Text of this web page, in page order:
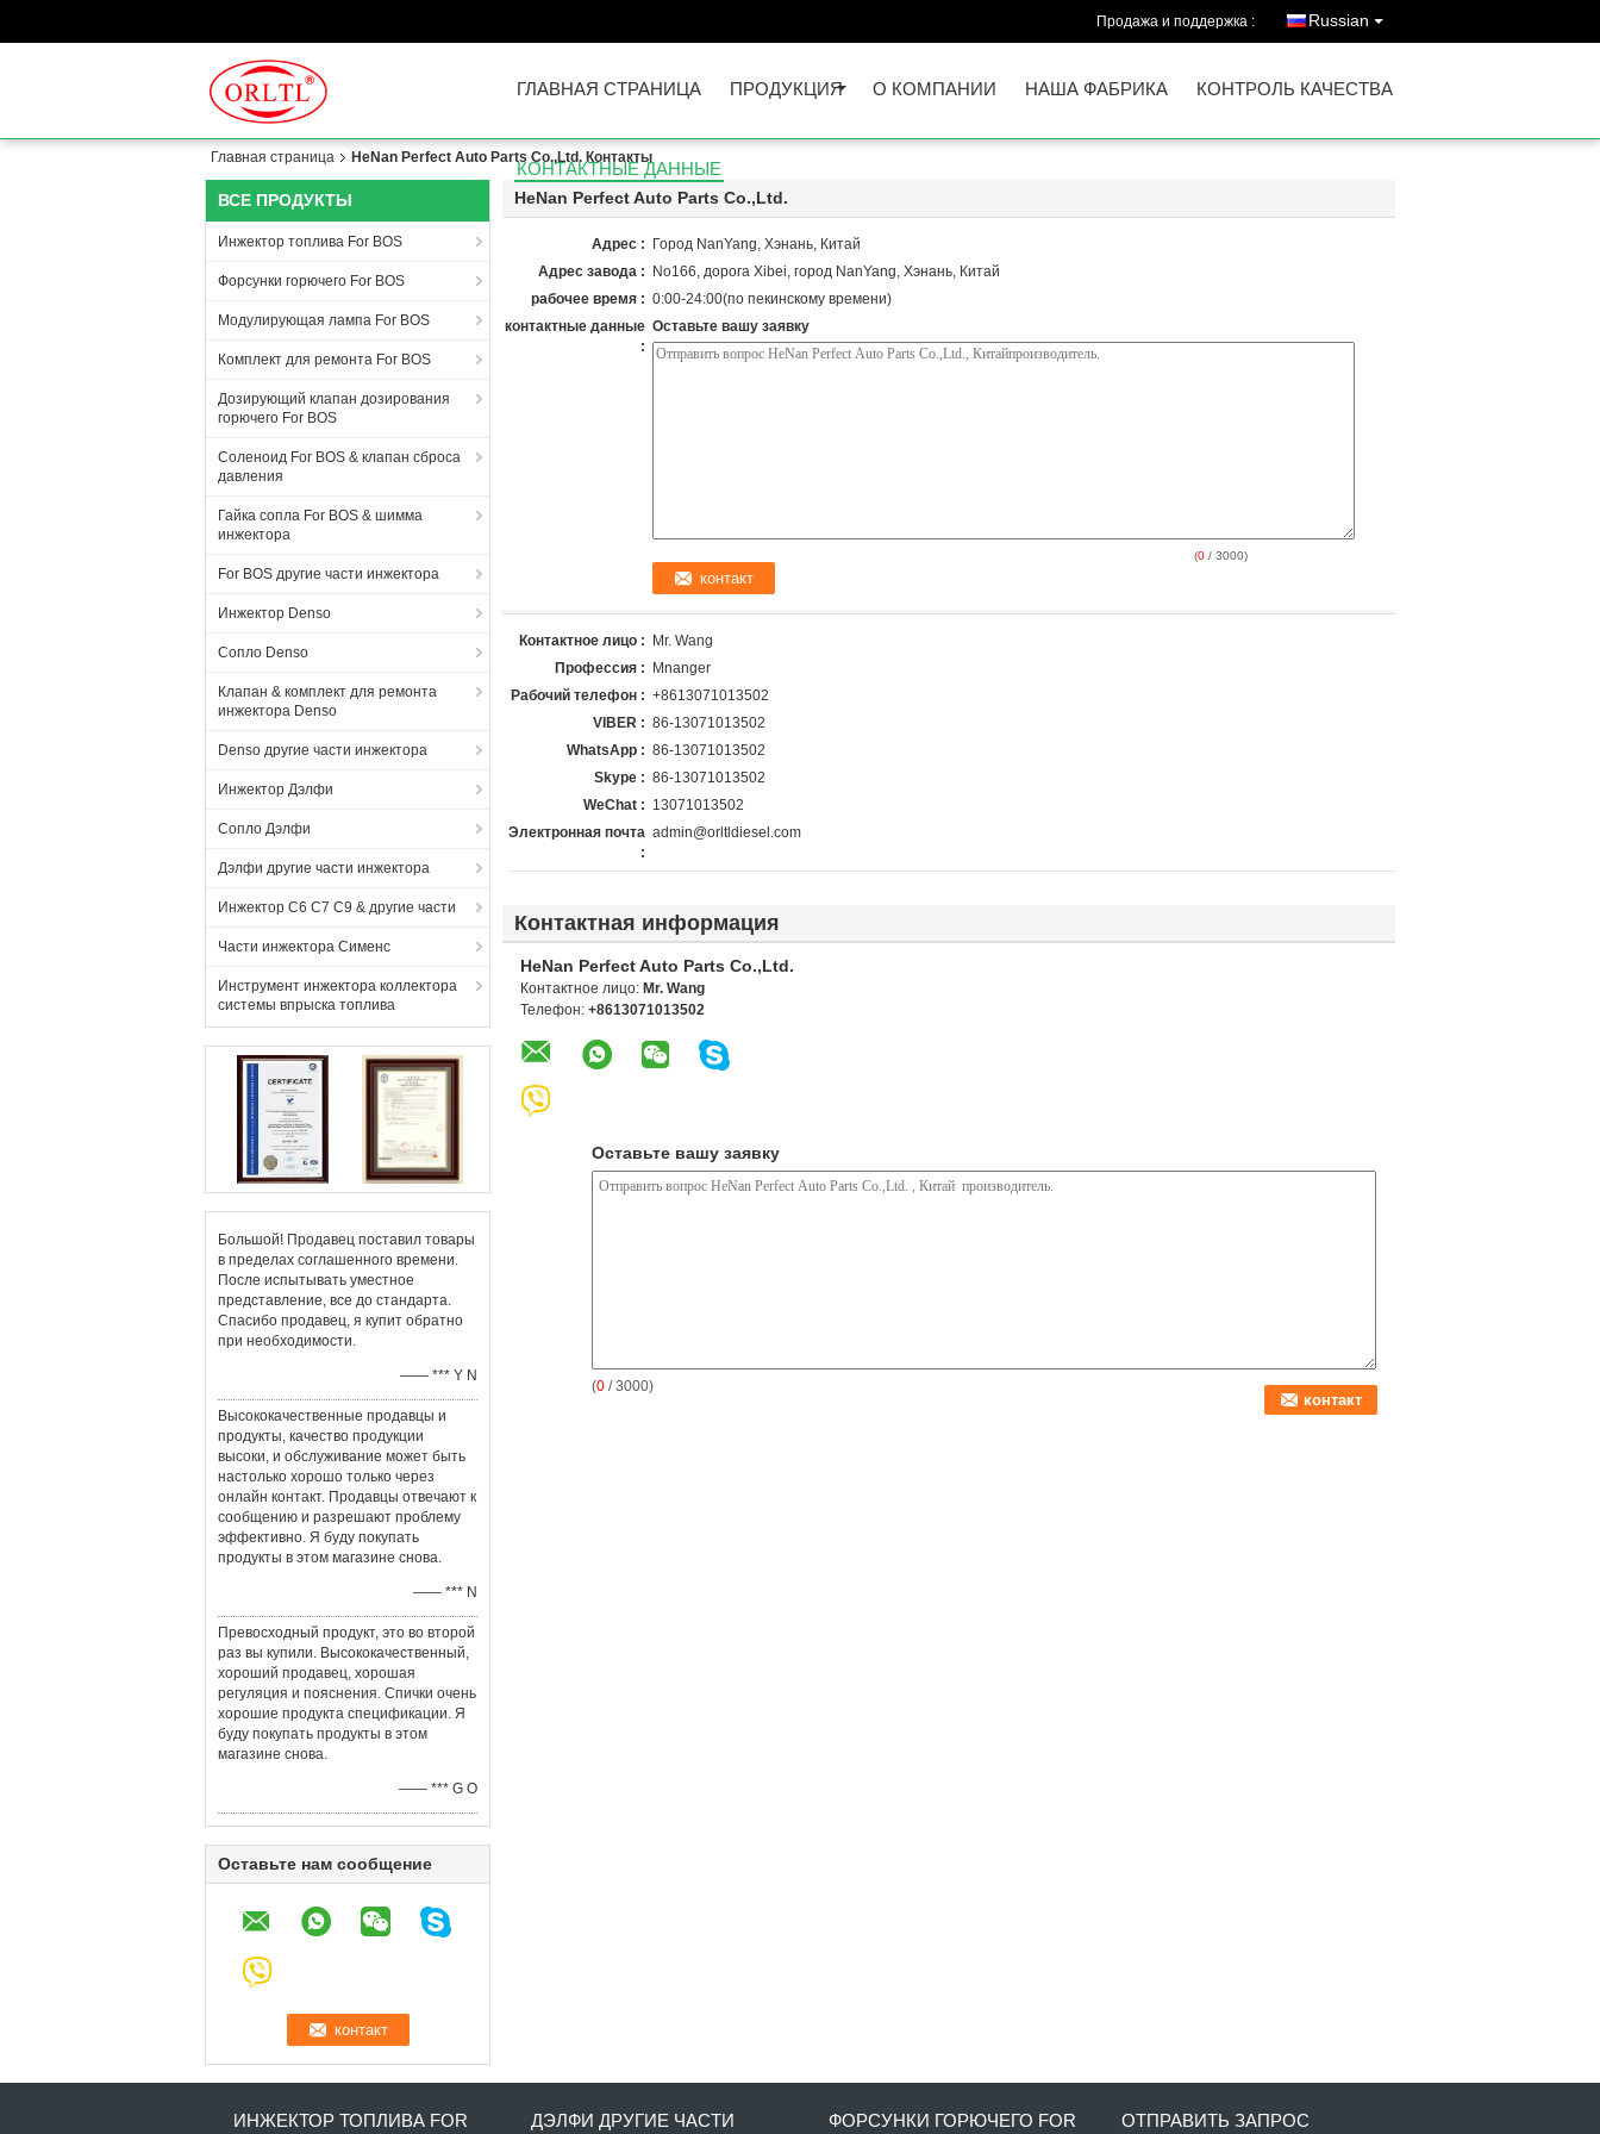
Продажа и поддержка : Russian
ГЛАВНАЯ СТРАНИЦА ПРОДУКЦИЯ О КОМПАНИИ НАША ФАБРИКА КОНТРОЛЬ КАЧЕСТВА
КОНТАКТНЫЕ ДАННЫЕ
Главная страница HeNan Perfect Auto Parts Co.,Ltd. Контакты
ВСЕ ПРОДУКТЫ
Инжектор топлива For BOS
Форсунки горючего For BOS
Модулирующая лампа For BOS
Комплект для ремонта For BOS
Дозирующий клапан дозирования
горючего For BOS
Соленоид For BOS & клапан сброса
давления
Гайка сопла For BOS & шимма
инжектора
For BOS другие части инжектора
Инжектор Denso
Сопло Denso
Клапан & комплект для ремонта
инжектора Denso
Denso другие части инжектора
Инжектор Дэлфи
Сопло Дэлфи
Дэлфи другие части инжектора
Инжектор C6 C7 C9 & другие части
Части инжектора Сименс
Инструмент инжектора коллектора
системы впрыска топлива
Большой! Продавец поставил товары
в пределах соглашенного времени.
После испытывать уместное
представление, все до стандарта.
Спасибо продавец, я купит обратно
при необходимости.
—— *** Y N
Высококачественные продавцы и
продукты, качество продукции
высоки, и обслуживание может быть
настолько хорошо только через
онлайн контакт. Продавцы отвечают к
сообщению и разрешают проблему
эффективно. Я буду покупать
продукты в этом магазине снова.
—— *** N
Превосходный продукт, это во второй
раз вы купили. Высококачественный,
хороший продавец, хорошая
регуляция и пояснения. Спички очень
хорошие продукта спецификации. Я
буду покупать продукты в этом
магазине снова.
—— *** G O
Оставьте нам сообщение
HeNan Perfect Auto Parts Co.,Ltd.
Адрес :
Город NanYang, Хэнань, Китай
Адрес завода :
No166, дорога Xibei, город NanYang, Хэнань, Китай
рабочее время : 0:00-24:00(по пекинскому времени)
контактные данные
:
Оставьте вашу заявку
(0 / 3000)
Контактное лицо :
Mr. Wang
Профессия :
Mnanger
Рабочий телефон : +8613071013502
VIBER : 86-13071013502
WhatsApp : 86-13071013502
Skype : 86-13071013502
WeChat : 13071013502
Электронная почта
:
admin@orltldiesel.com
Контактная информация
HeNan Perfect Auto Parts Co.,Ltd.
Контактное лицо: Mr. Wang
Телефон: +8613071013502
Оставьте вашу заявку
(0 / 3000)
ИНЖЕКТОР ТОПЛИВА FOR
ДЭЛФИ ДРУГИЕ ЧАСТИ
ФОРСУНКИ ГОРЮЧЕГО FOR
ОТПРАВИТЬ ЗАПРОС